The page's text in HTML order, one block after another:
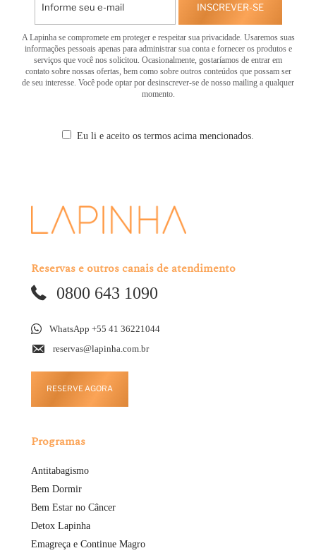
INSCREVER-SE
A Lapinha se compromete em proteger e respeitar sua privacidade. Usaremos suas
informações pessoais apenas para administrar sua conta e fornecer os produtos e
serviços que você nos solicitou. Ocasionalmente, gostaríamos de entrar em
contato sobre nossas ofertas, bem como sobre outros conteúdos que possam ser
de seu interesse. Você pode optar por desinscrever-se de nosso mailing a qualquer
momento.
Eu li e aceito os termos acima mencionados.
Reservas e outros canais de atendimento
0800 643 1090
WhatsApp +55 41 36221044
reservas@lapinha.com.br
RESERVE AGORA
Programas
Antitabagismo
Bem Dormir
Bem Estar no Câncer
Detox Lapinha
Emagreça e Continue Magro